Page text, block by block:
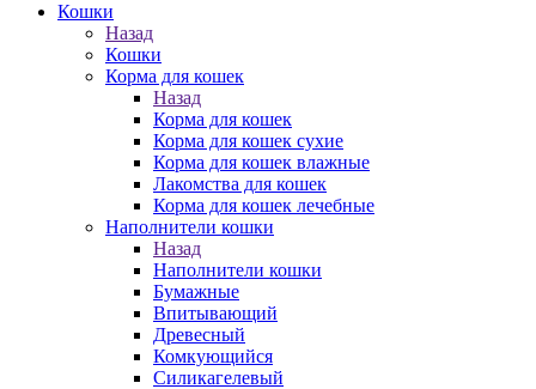
Кошки
Назад
Кошки
Корма для кошек
Назад
Корма для кошек
Корма для кошек сухие
Корма для кошек влажные
Лакомства для кошек
Корма для кошек лечебные
Наполнители кошки
Назад
Наполнители кошки
Бумажные
Впитывающий
Древесный
Комкующийся
Силикагелевый